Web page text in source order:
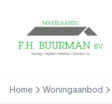
Home Woningaanbod